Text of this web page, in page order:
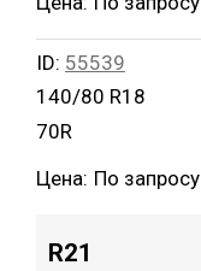
ID: 55539
140/80 R18
70R
Цена: По запросу
R21